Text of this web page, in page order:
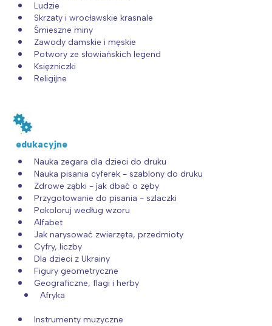
Ludzie
Skrzaty i wrocławskie krasnale
Śmieszne miny
Zawody damskie i męskie
Potwory ze słowiańskich legend
Księżniczki
Religijne
edukacyjne
Nauka zegara dla dzieci do druku
Nauka pisania cyferek - szablony do druku
Zdrowe ząbki - jak dbać o zęby
Przygotowanie do pisania - szlaczki
Pokoloruj według wzoru
Alfabet
Jak narysować zwierzęta, przedmioty
Cyfry, liczby
Dla dzieci z Ukrainy
Figury geometryczne
Geograficzne, flagi i herby
Afryka
Instrumenty muzyczne